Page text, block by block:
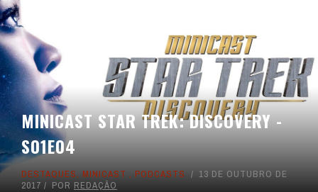
MINICAST STAR TREK: DISCOVERY -
S01E04
DESTAQUES, MINICAST , PODCASTS
13 DE OUTUBRO DE
2017
POR REDAÇÃO